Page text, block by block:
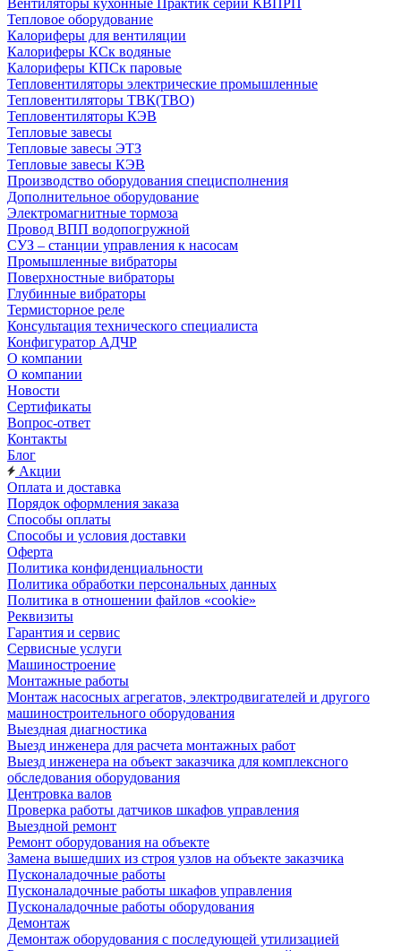
Вентиляторы кухонные Практик серии КВПРП
Тепловое оборудование
Калориферы для вентиляции
Калориферы КСк водяные
Калориферы КПСк паровые
Тепловентиляторы электрические промышленные
Тепловентиляторы ТВК(ТВО)
Тепловентиляторы КЭВ
Тепловые завесы
Тепловые завесы ЭТЗ
Тепловые завесы КЭВ
Производство оборудования специсполнения
Дополнительное оборудование
Электромагнитные тормоза
Провод ВПП водопогружной
СУЗ – станции управления к насосам
Промышленные вибраторы
Поверхностные вибраторы
Глубинные вибраторы
Термисторное реле
Консультация технического специалиста
Конфигуратор АДЧР
О компании
О компании
Новости
Сертификаты
Вопрос-ответ
Контакты
Блог
Акции
Оплата и доставка
Порядок оформления заказа
Способы оплаты
Способы и условия доставки
Оферта
Политика конфиденциальности
Политика обработки персональных данных
Политика в отношении файлов «cookie»
Реквизиты
Гарантия и сервис
Сервисные услуги
Машиностроение
Монтажные работы
Монтаж насосных агрегатов, электродвигателей и другого
машиностроительного оборудования
Выездная диагностика
Выезд инженера для расчета монтажных работ
Выезд инженера на объект заказчика для комплексного
обследования оборудования
Центровка валов
Проверка работы датчиков шкафов управления
Выездной ремонт
Ремонт оборудования на объекте
Замена вышедших из строя узлов на объекте заказчика
Пусконаладочные работы
Пусконаладочные работы шкафов управления
Пусконаладочные работы оборудования
Демонтаж
Демонтаж оборудования с последующей утилизацией